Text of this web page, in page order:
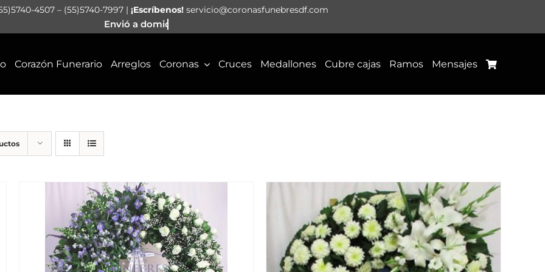
4507 – (55)5740-7997 | ¡Escríbenos!servicio@coronasfunebresdf.com
Corazón Funerario Arreglos Coronas Cruces Medallones Cubre cajas Ramos Mensajes